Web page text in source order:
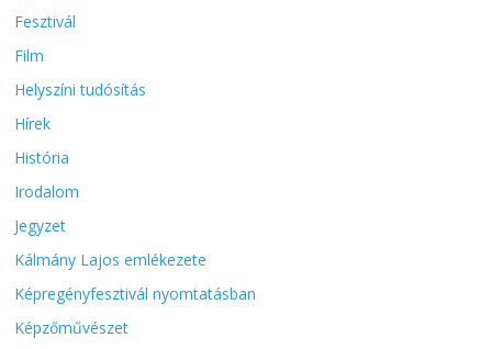
Fesztivál
Film
Helyszíni tudósítás
Hírek
História
Irodalom
Jegyzet
Kálmány Lajos emlékezete
Képregényfesztivál nyomtatásban
Képzőművészet